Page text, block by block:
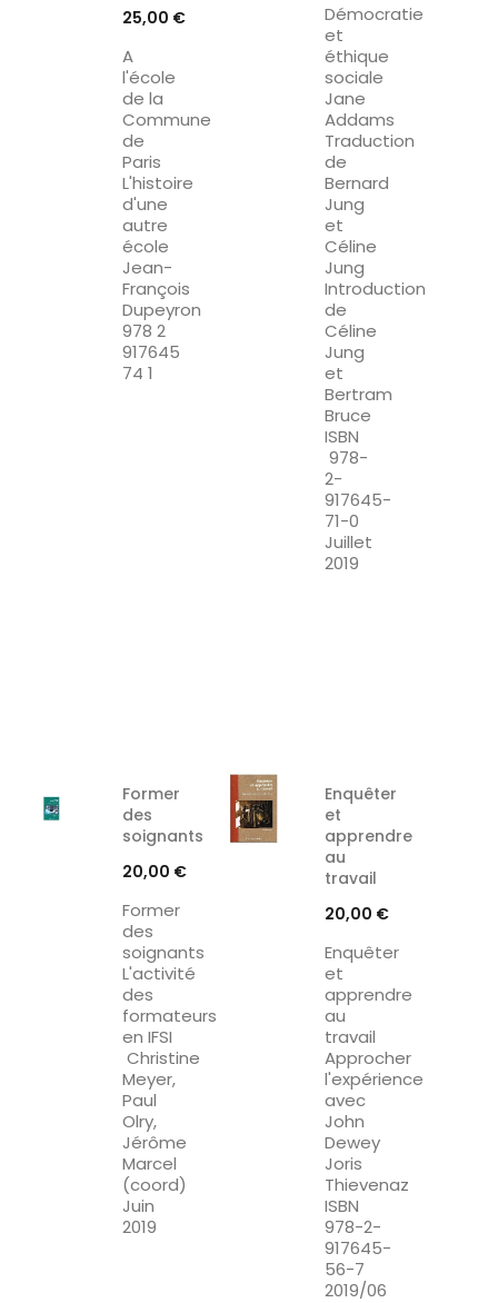
Prix
25,00 €
A
l'école
de la
Commune
de
Paris
L'histoire
d'une
autre
école
Jean-
François
Dupeyron
978 2
917645
74 1
Démocratie
et
éthique
sociale
Jane
Addams
Traduction
de
Bernard
Jung
et
Céline
Jung
Introduction
de
Céline
Jung
et
Bertram
Bruce
ISBN
978-
2-
917645-
71-0
Juillet
2019
Former
des
soignants
Prix
20,00 €
Former
des
soignants
L'activité
des
formateurs
en IFSI
Christine
Meyer,
Paul
Olry,
Jérôme
Marcel
(coord)
Juin
2019
Enquêter
et
apprendre
au
travail
Prix
20,00 €
Enquêter
et
apprendre
au
travail
Approcher
l'expérience
avec
John
Dewey
Joris
Thievenaz
ISBN
978-2-
917645-
56-7
2019/06